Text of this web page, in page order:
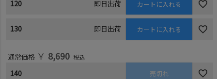
120 即日出荷 カートに入れる
130 即日出荷 カートに入れる
通常価格 ￥ 8,690 税込
140 売切れ